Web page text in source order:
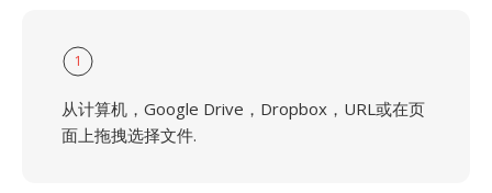
1
从计算机，Google Drive，Dropbox，URL或在页
面上拖拽选择文件.